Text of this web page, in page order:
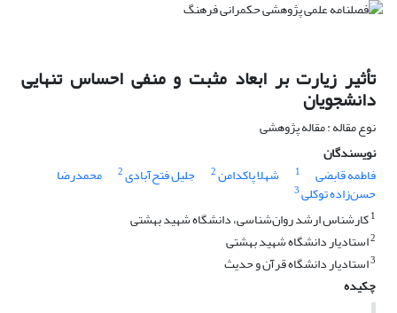
تأثیر زیارت بر ابعاد مثبت و منفی احساس تنهایی
دانشجویان
نوع مقاله : مقاله پژوهشی
نویسندگان
فاطمه قابضی
1 شهلا پاکدامن2 جلیل فتح‌آبادی2 محمدرضا
حسن‌زاده توکلی3
1کارشناس ارشد روان‌شناسی، دانشگاه شهید بهشتی
2استادیار دانشگاه شهید بهشتی
3استادیار دانشگاه قرآن و حدیث
چکیده